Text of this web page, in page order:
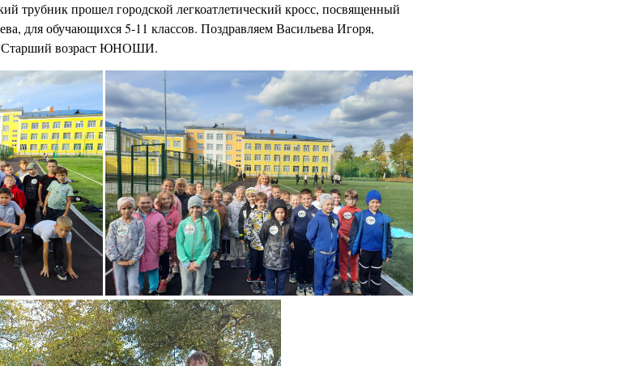
трубник прошел городской легкоатлетический кросс, посвященный
для обучающихся 5-11 классов. Поздравляем Васильева Игоря,
Старший возраст ЮНОШИ.